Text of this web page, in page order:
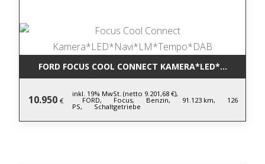
FORD FOCUS COOL CONNECT
10.950 €
inkl. 19% MwSt. (netto 9.201,68 €),
FORD, Focus, Benzin, 91.123 km, 126
PS, Schaltgetriebe